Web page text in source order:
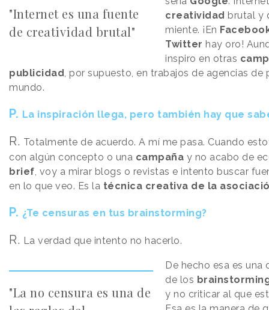
"Internet es una fuente
de creatividad brutal"
creatividad brutal y
miente. ¡En
Twitter hay oro!
inspiro en otras
publicidad, por supuesto, en trabajos de agencias
mundo.
P. La inspiración llega, pero también hay que
R. Totalmente de acuerdo. A mí me pasa. Cuando
con algún concepto o una campaña y no acabo de
brief, voy a mirar blogs o revistas e intento buscar
en lo que veo. Es la técnica creativa de la
P. ¿Te censuras en tus brainstorming?
R. La verdad que intento no hacerlo.
"La no censura es una de
De hecho esa es una
de los
y no criticar al que